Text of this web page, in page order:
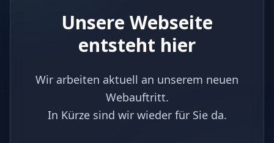
Unsere Webseite
entsteht hier
Wir arbeiten aktuell an unserem neuen
Webauftritt.
In Kürze sind wir wieder für Sie da.